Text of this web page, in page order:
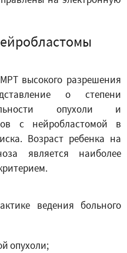
высокого разрешения
о степени
опухоли и
с нейробластомой в
Возраст ребенка на
является наиболее
ведения больного
опухоли;